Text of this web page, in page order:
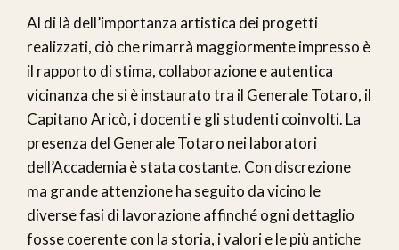
Al di là dell’importanza artistica dei progetti
realizzati, ciò che rimarrà maggiormente impresso è
il rapporto di stima, collaborazione e autentica
vicinanza che si è instaurato tra il Generale Totaro, il
Capitano Aricò, i docenti e gli studenti coinvolti. La
presenza del Generale Totaro nei laboratori
dell’Accademia è stata costante. Con discrezione
ma grande attenzione ha seguito da vicino le
diverse fasi di lavorazione affinché ogni dettaglio
fosse coerente con la storia, i valori e le più antiche